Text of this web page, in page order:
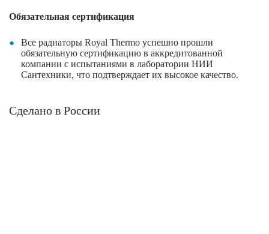
Обязательная сертификация
Все радиаторы Royal Thermo успешно прошли
обязательную сертификацию в аккредитованной
компании с испытаниями в лаборатории НИИ
Сантехники, что подтверждает их высокое качество.
Сделано в России